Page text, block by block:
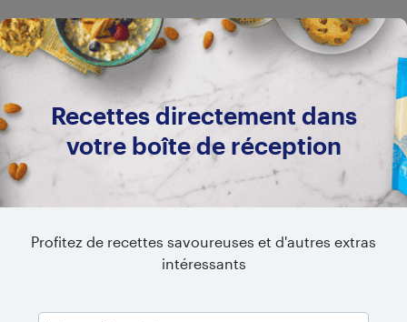
Recettes directement dans
votre boîte de réception
Profitez de recettes savoureuses et d'autres extras
intéressants